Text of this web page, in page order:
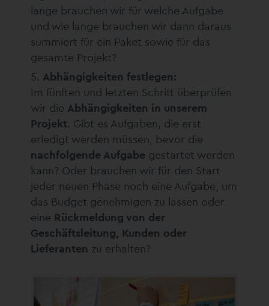
lange brauchen wir für welche Aufgabe
und wie lange brauchen wir dann daraus
summiert für ein Paket sowie für das
gesamte Projekt?
Abhängigkeiten festlegen:
Im fünften und letzten Schritt überprüfen
wir die Abhängigkeiten in unserem
Projekt. Gibt es Aufgaben, die erst
erledigt werden müssen, bevor die
nachfolgende Aufgabe gestartet werden
kann? Oder brauchen wir für den Start
jeder neuen Phase noch eine Aufgabe, um
das Budget genehmigen zu lassen oder
eine Rückmeldung von der
Geschäftsleitung, Kunden oder
Lieferanten zu erhalten?